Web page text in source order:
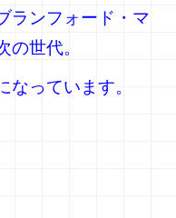
ランフォード・マ
の世代。
なっています。